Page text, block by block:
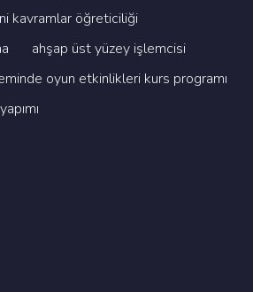
kavramlar öğreti̇ci̇li̇ği̇
ahşap üst yüzey i̇şlemci̇si̇
oyun etki̇nli̇kleri̇ kurs programi